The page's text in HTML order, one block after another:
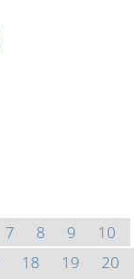
7 8 9
10
18 19
20